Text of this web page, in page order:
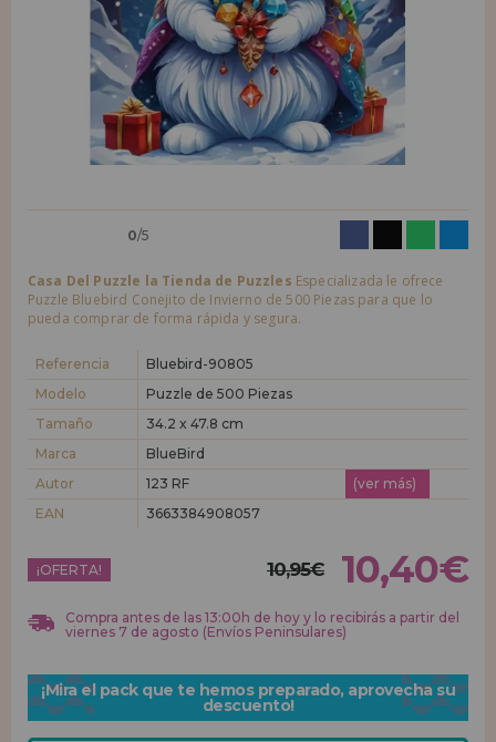
LIQUIDACIONES
INFORMACIÓN
955 333 133
Quiero registrarme como
nuevo cliente
Al crear una cuenta en casadelpuzzle.com podrás realizar tus compras
rápidamente en nuestra tienda virtual, revisar el estado de tus pedidos
y consultar tus operaciones anteriores.
¡Adelante! Te estábamos esperando.
nuevo distribuidor
¿Eres Profesional o Empresa?. ¿Quieres vender en tu negocio
condiciones de ventas con descuentos especiales para la distribución.
¡Adelante! Te estábamos esperando.
0/5
Casa Del Puzzle la Tienda de Puzzles Especializada le ofrece
Puzzle Bluebird Conejito de Invierno de 500 Piezas para que lo
pueda comprar de forma rápida y segura.
Referencia
Bluebird-90805
Modelo
Puzzle de 500 Piezas
Tamaño
34.2 x 47.8 cm
Marca
BlueBird
Autor
123 RF
(ver más)
EAN
3663384908057
¡OFERTA! 10,95€ 10,40€
Compra antes de las 13:00h de hoy y lo recibirás a partir del
viernes 7 de agosto (Envíos Peninsulares)
¡Mira el pack que te hemos preparado, aprovecha su
descuento!